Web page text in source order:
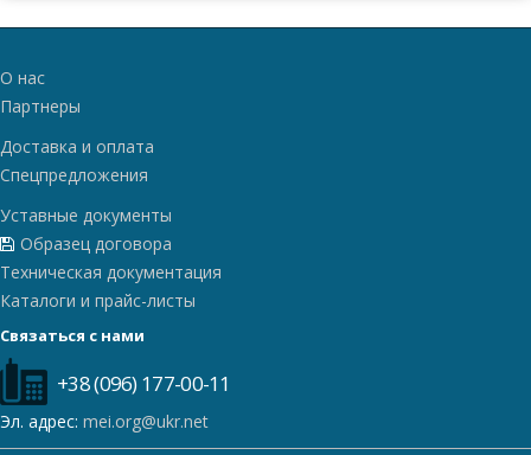
О нас
Партнеры
Доставка и оплата
Спецпредложения
Уставные документы
Образец договора
Техническая документация
Каталоги и прайс-листы
Связаться с нами
+38 (096) 177-00-11
Эл. адрес: mei.org@ukr.net